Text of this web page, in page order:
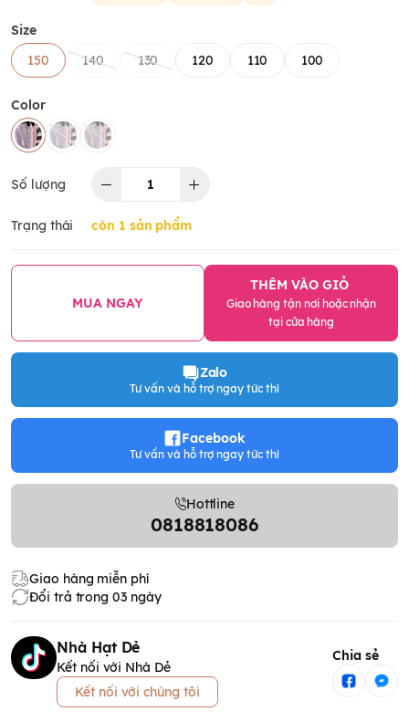
Size
150
140 130 120 110 100
Color
Số lượng
Trạng thái còn 1 sản phẩm
MUA NGAY
THÊM VÀO GIỎ
Giao hàng tận nơi hoặc nhận
tại cửa hàng
Zalo
Tư vấn và hỗ trợ ngay tức thì
Facebook
Tư vấn và hỗ trợ ngay tức thì
Hottline
0818818086
Giao hàng miễn phí
Đổi trả trong 03 ngày
Nhà Hạt Dẻ
Kết nối với Nhà Dẻ
Kết nối với chúng tôi
Chia sẻ